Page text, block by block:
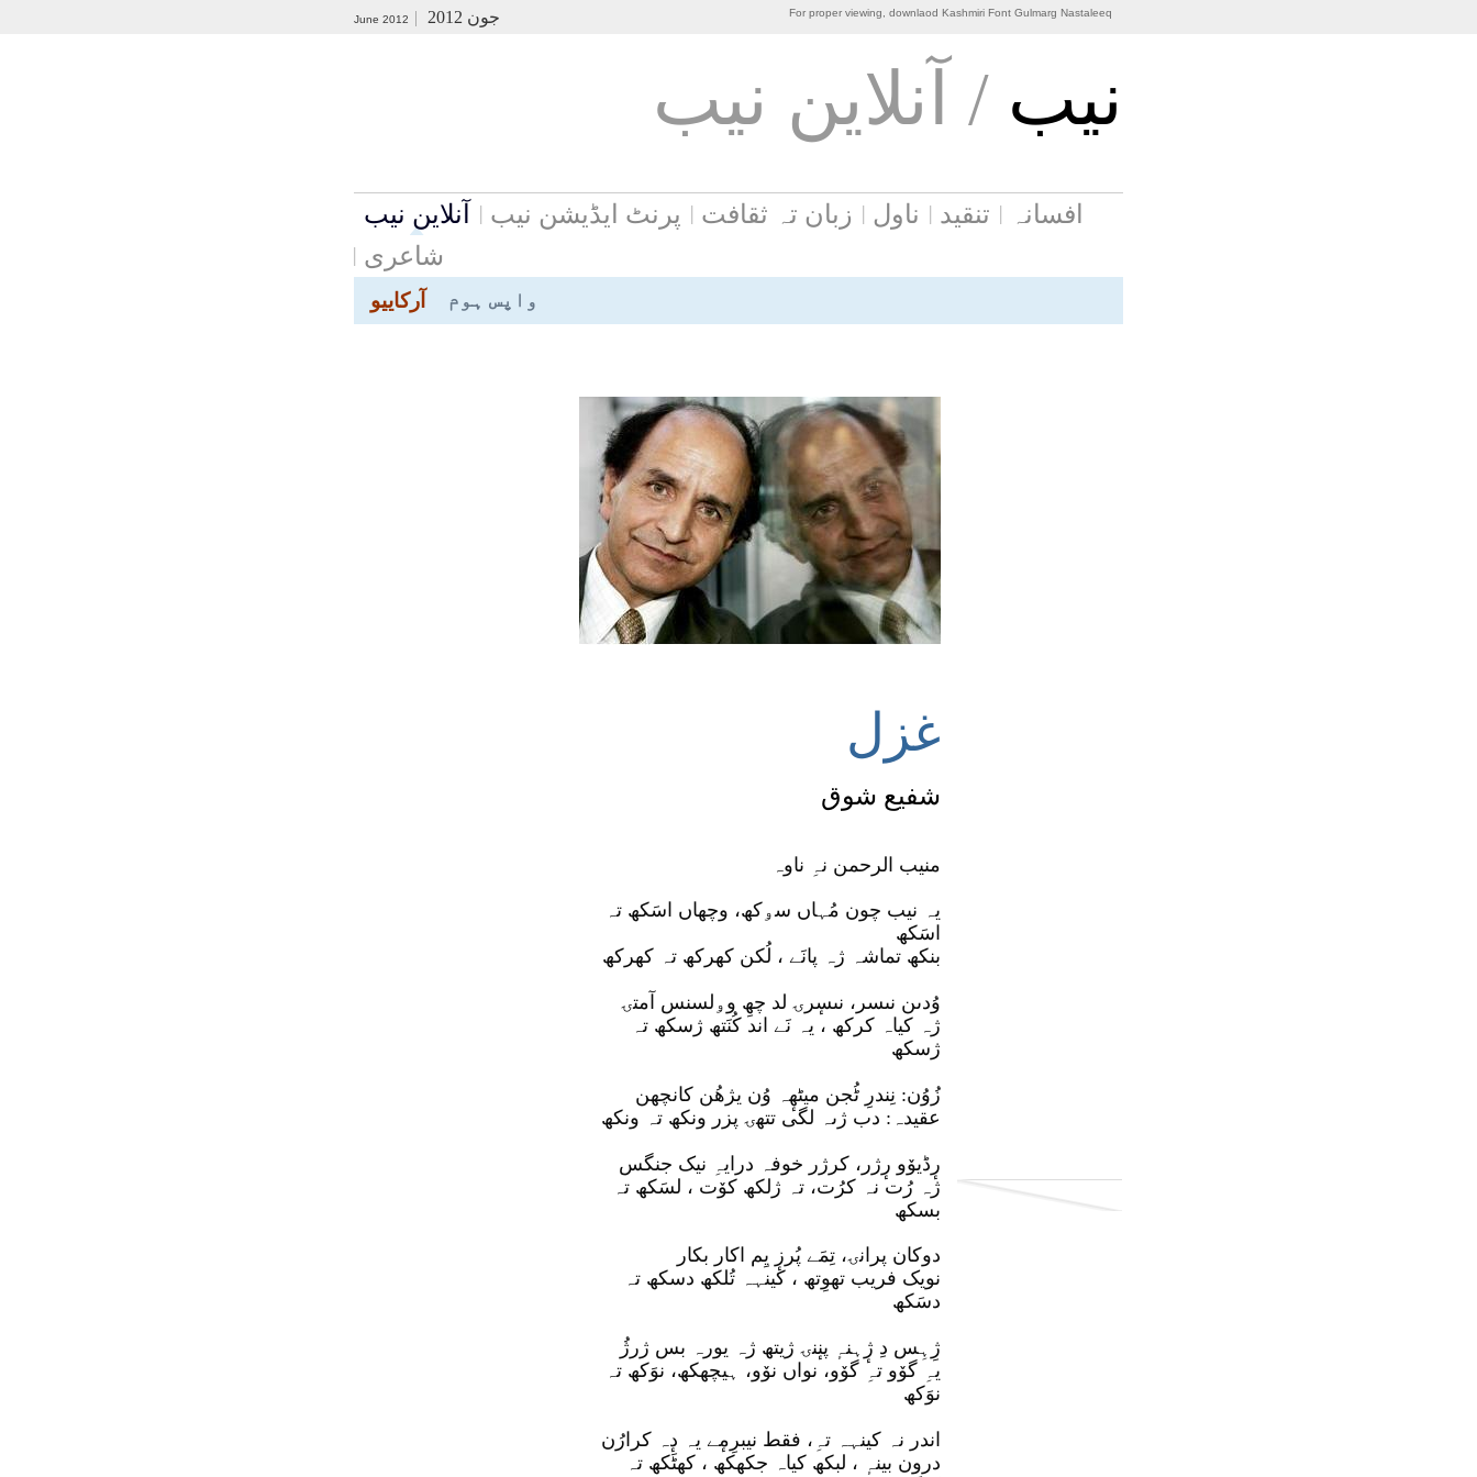
June 2012 | جون 2012 For proper viewing, downlaod Kashmiri Font Gulmarg Nastaleeq
نيب / آنلاين نيب
آنلاین نیب پرنٹ ایڈیشن نیب زبان تہ ثقافت ناول تنقید
افسانہ
شاعری
آرکاییو واپس ہوم
غزل
شفیع شوق
منیب الرحمن نہِ ناوہ
یہ نیب چون مُہاں سۅکھ، وچھاں اسَکھ تہ
اسَکھ
بنکھ تماشہ ژہ پانَے ، لُکن کھرکھ تہ کھرکھ
وُدٮن نٮسر، نٮسٕرۍ لد چھِ وۅلسنس آمتۍ
ژہ کیاہ کرکھ ، یہ نَے اند کُنَتھ ژسکھ تہ
ژسکھ
زُوُن: نِندرِ ٹُجن میٹھٕہ وُن یژھُن کانچھن
عقیدہ: دب ژٮہ لگی تتھۍ پزر ونکھ تہ ونکھ
رٕڈیوٚو رٕژر، کرژر خوفہ درایہِ نیک جنگس
ژہ رُت نہ کرُت، تہ ژلکھ کوٚت ، لسَکھ تہ
بسکھ
دوکان پرانۍ، تِمَے پُرزٕ یِم اکار بکار
نویک فریب تھوِتھ ، کینہہ تُلکھ دسکھ تہ
دسَکھ
ژِہِس دِ ژٕہنہٕ پنٕنۍ ژیتھ ژہ یورہ بس ژرژُ
یہِ گوٚو تہِ گوٚو، نواں نوٚو، ہیچھکھ، نوَکھ تہ
نوَکھ
اندر نہ کینہہ تہِ، فقط نیبرِمٕے یہ دٕہ کرارُن
درون بینہٕ ، لبکھ کیاہ جکھکھ ، کھٹَکھ تہ